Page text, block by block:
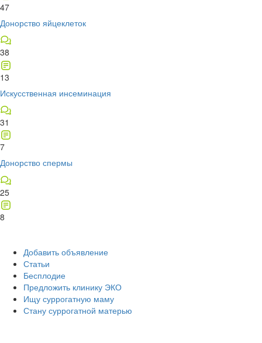
47
Донорство яйцеклеток
38
13
Искусственная инсеминация
31
7
Донорство спермы
25
8
Добавить объявление
Статьи
Бесплодие
Предложить клинику ЭКО
Ищу суррогатную маму
Стану суррогатной матерью